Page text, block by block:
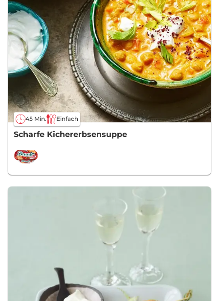
45 Min. Einfach
Scharfe Kichererbsensuppe